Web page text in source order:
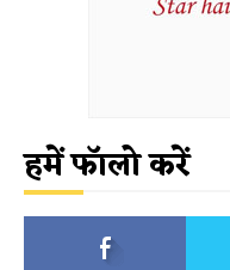
हमें फॉलो करें